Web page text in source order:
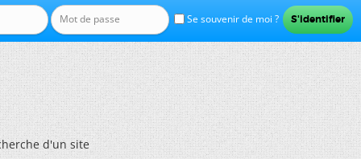
Se souvenir de moi ?
d'un site